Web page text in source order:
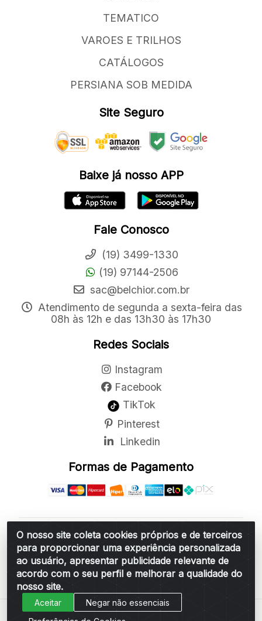
O nosso site coleta cookies próprios e de terceiros
para proporcionar uma experiência personalizada
ao usuário, apresentar publicidade relevante de
acordo com o seu perfil e melhorar a qualidade do
nosso site.
Aceitar
Negar não essenciais
TEMATICO
VAROES E TRILHOS
CATÁLOGOS
PERSIANA SOB MEDIDA
Site Seguro
Baixe já nosso APP
Fale Conosco
(19) 3499-1330
(19) 97144-2506
sac@belchior.com.br
Atendimento de segunda a sexta-feira das
08h às 12h e das 13h30 às 17h30
Redes Sociais
Instagram
Facebook
TikTok
Pinterest
Linkedin
Formas de Pagamento
Belchior Cortinas e Acessórios LTDA - R: Rua
Vereador Sérgio Leopoldino Alves, 876 - Santa
Bárbara d'Oeste/SP - CEP 13.456-166 - CNPJ
06.314.073/0001-34